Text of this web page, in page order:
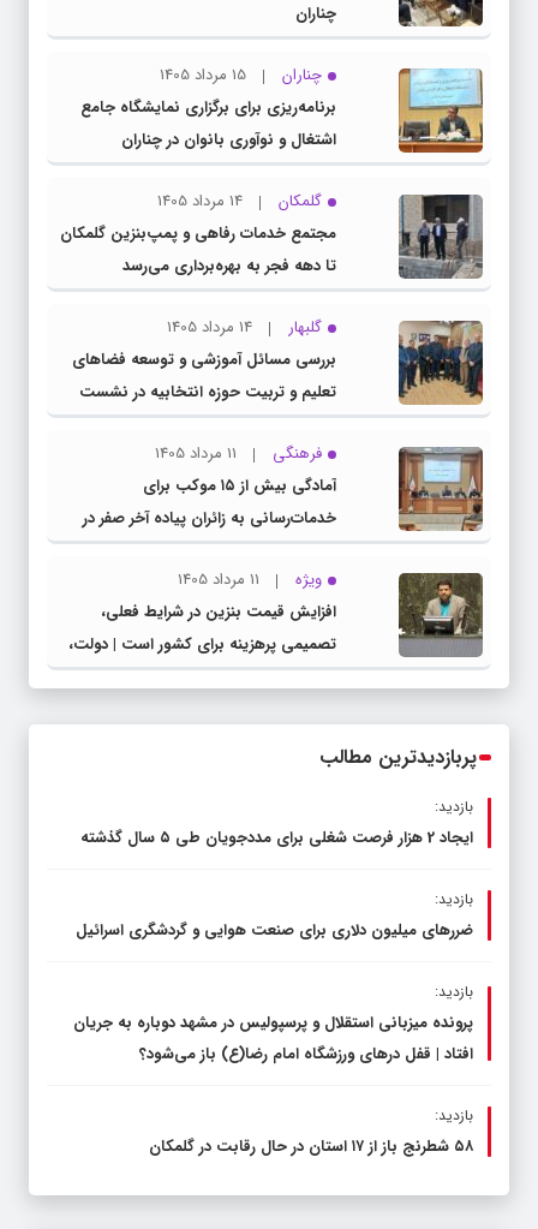
چناران
چناران
15 مرداد 1405
برنامه‌ریزی برای برگزاری نمایشگاه جامع
اشتغال و نوآوری بانوان در چناران
گلمکان
14 مرداد 1405
مجتمع خدمات رفاهی و پمپ‌بنزین گلمکان
تا دهه فجر به بهره‌برداری می‌رسد
گلبهار
14 مرداد 1405
بررسی مسائل آموزشی و توسعه فضاهای
تعلیم و تربیت حوزه انتخابیه در نشست
مشترک عضو کمیسیون آموزش مجلس با
مدیرکل آموزش و پرورش خراسان رضوی
فرهنگی
11 مرداد 1405
آمادگی بیش از ۱۵ موکب برای
خدمات‌رسانی به زائران پیاده آخر صفر در
شهرستان چناران
ویژه
11 مرداد 1405
افزایش قیمت بنزین در شرایط فعلی،
تصمیمی پرهزینه برای کشور است | دولت،
قاچاق سوخت و عوامل اصلی ناترازی را
پربازدیدترین مطالب
بازدید:
ایجاد 2 هزار فرصت شغلی برای مددجویان طی ۵ سال گذشته
بازدید:
ضررهای میلیون دلاری برای صنعت هوایی و گردشگری اسرائیل
بازدید:
پرونده میزبانی استقلال و پرسپولیس در مشهد دوباره به جریان
افتاد | قفل در‌های ورزشگاه امام رضا(ع) باز می‌شود؟
بازدید:
۵۸ شطرنج‌ باز از ۱۷ استان در حال رقابت در گلمکان